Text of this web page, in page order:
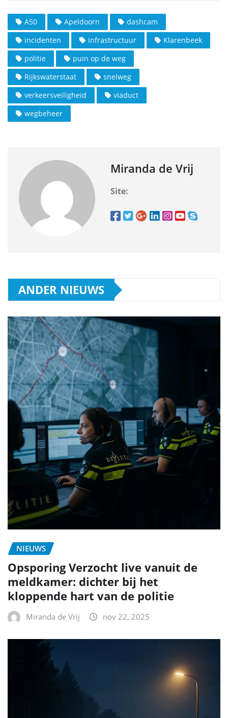
A50 Apeldoorn
dashcam
incidenten
infrastructuur
Klarenbeek
politie
puin op de weg
Rijkswaterstaat
snelweg
verkeersveiligheid
viaduct
wegbeheer
Miranda de Vrij
Site:
ANDER NIEUWS
NIEUWS
Opsporing Verzocht live vanuit de
meldkamer: dichter bij het
kloppende hart van de politie
Miranda de Vrij nov 22, 2025